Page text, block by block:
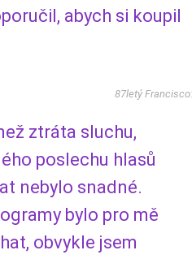
abych si koupil
87letý Francisco:
ztráta sluchu,
poslechu hlasů
nebylo snadné.
bylo pro mě
obvykle jsem